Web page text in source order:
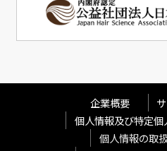
企業概要
個人情報及び特定
個人情報の取